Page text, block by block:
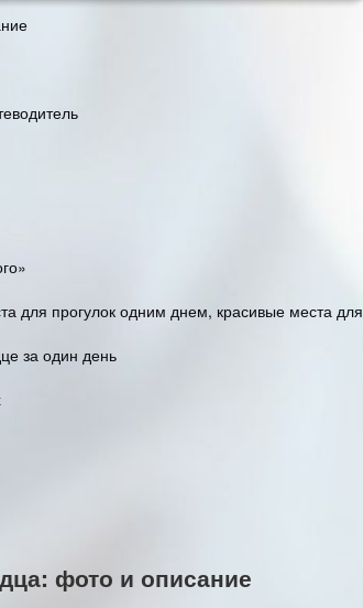
для прогулок одним днем, красивые места для
за один день
фото и описание